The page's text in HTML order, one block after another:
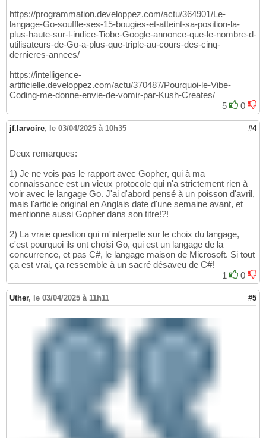
https://programmation.developpez.com/actu/364901/Le-
langage-Go-souffle-ses-15-bougies-et-atteint-sa-position-la-
plus-haute-sur-l-indice-Tiobe-Google-annonce-que-le-nombre-d-
utilisateurs-de-Go-a-plus-que-triple-au-cours-des-cinq-
dernieres-annees/
https://intelligence-
artificielle.developpez.com/actu/370487/Pourquoi-le-Vibe-
Coding-me-donne-envie-de-vomir-par-Kush-Creates/
5
0
jf.larvoire, le 03/04/2025 à 10h35 #4
Deux remarques:
1) Je ne vois pas le rapport avec Gopher, qui à ma
connaissance est un vieux protocole qui n'a strictement rien à
voir avec le langage Go. J'ai d'abord pensé à un poisson d'avril,
mais l'article original en Anglais date d'une semaine avant, et
mentionne aussi Gopher dans son titre!?!
2) La vraie question qui m'interpelle sur le choix du langage,
c'est pourquoi ils ont choisi Go, qui est un langage de la
concurrence, et pas C#, le langage maison de Microsoft. Si tout
ça est vrai, ça ressemble à un sacré désaveu de C#!
1
0
Uther, le 03/04/2025 à 11h11 #5